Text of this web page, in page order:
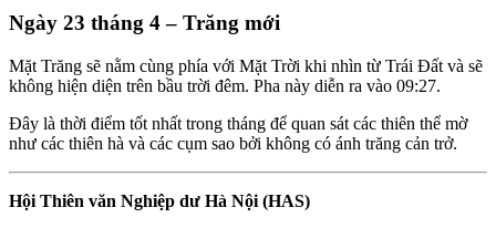
Ngày 23 tháng 4 – Trăng mới
Mặt Trăng sẽ nằm cùng phía với Mặt Trời khi nhìn từ Trái Đất và sẽ
không hiện diện trên bầu trời đêm. Pha này diễn ra vào 09:27.
Đây là thời điểm tốt nhất trong tháng để quan sát các thiên thể mờ
như các thiên hà và các cụm sao bởi không có ánh trăng cản trở.
Hội Thiên văn Nghiệp dư Hà Nội (HAS)